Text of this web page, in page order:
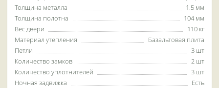
Толщина металла
1.5 мм
Толщина полотна
104 мм
Вес двери
110 кг
Материал утепления
Базальтовая плита
Петли
3 шт
Количество замков
2 шт
Количество уплотнителей
3 шт
Ночная задвижка
Есть